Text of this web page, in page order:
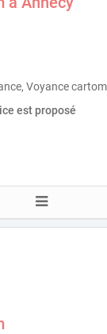
Voyance
est proposé